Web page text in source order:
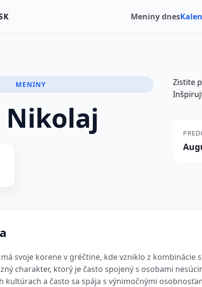
Meniny dnes
MENINY Zistite
svoje korene v gréčtine, kde vzniklo z kombinácie
charakter, ktorý je často spojený s osobami
kultúrach a často sa spája s výnimočnými